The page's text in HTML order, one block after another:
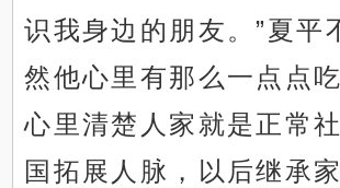
识我身边的朋友。”夏平
然他心里有那么一点点
心里清楚人家就是正常
国拓展人脉，以后继承